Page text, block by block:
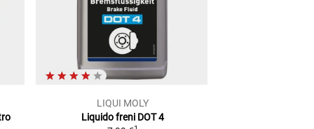
LIQUI MOLY
Liquido freni DOT 4